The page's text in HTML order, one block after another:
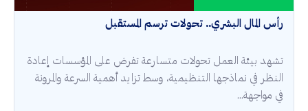
رأس المال البشري.. تحولات ترسم المستقبل
تشهد بيئة العمل تحولات متسارعة تفرض على المؤسسات إعادة
النظر في نماذجها التنظيمية، وسط تزايد أهمية السرعة والمرونة
في مواجهة...